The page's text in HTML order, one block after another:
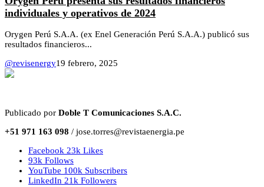
individuales y operativos de 2024
Orygen Perú S.A.A. (ex Enel Generación Perú S.A.A.) publicó sus
resultados financieros...
@revisenergy19 febrero, 2025
Publicado por Doble T Comunicaciones S.A.C.
+51 971 163 098 / jose.torres@revistaenergia.pe
Facebook 23k Likes
93k Follows
YouTube 100k Subscribers
LinkedIn 21k Followers